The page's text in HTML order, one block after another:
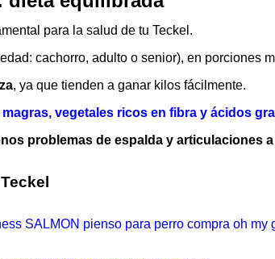
para la salud de tu Teckel.
cachorro, adulto o senior), en porciones
, ya que tienden a ganar kilos fácilmente.
vegetales ricos en fibra y ácidos
problemas de espalda y articulaciones